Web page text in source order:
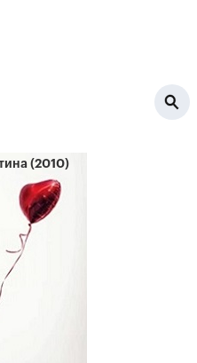
(2010)